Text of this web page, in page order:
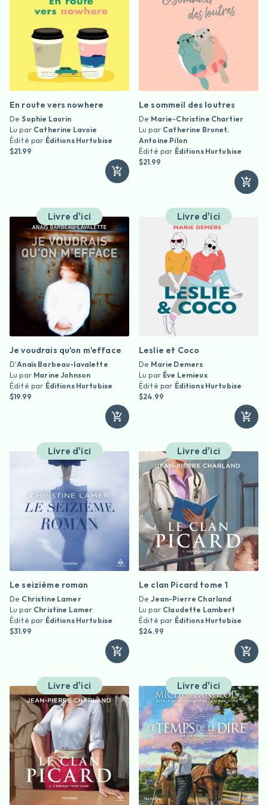
En route vers nowhere
DeSophie Laurin
Lu par Catherine Lavoie
Édité par Éditions Hurtubise
$21.99
Le sommeil des loutres
De Marie-Christine Chartier
Lu par Catherine Brunet,
Antoine Pilon
Édité par Éditions Hurtubise
$21.99
Livre d'ici
Je voudrais qu'on m'efface
D'Anaïs Barbeau-lavalette
Lu par Marine Johnson
Édité par Éditions Hurtubise
$19.99
Livre d'ici
Leslie et Coco
De Marie Demers
Lu par Éve Lemieux
Édité par Éditions Hurtubise
$24.99
Livre d'ici
Le seizième roman
De Christine Lamer
Lu par Christine Lamer
Édité par Éditions Hurtubise
$31.99
Livre d'ici
Le clan Picard tome 1
DeJean-Pierre Charland
Lu par Claudette Lambert
Édité par Éditions Hurtubise
$24.99
Livre d'ici Livre d'ici